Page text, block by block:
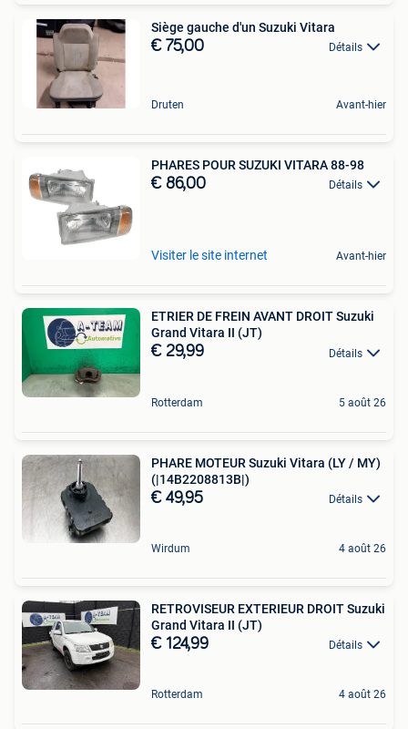
Siège gauche d'un Suzuki Vitara
€ 75,00 Détails
Druten Avant-hier
PHARES POUR SUZUKI VITARA 88-98
€ 86,00 Détails
Visiter le site internet Avant-hier
ETRIER DE FREIN AVANT DROIT Suzuki
Grand Vitara II (JT)
€ 29,99 Détails
Rotterdam 5 août 26
PHARE MOTEUR Suzuki Vitara (LY / MY)
(|14B2208813B|)
€ 49,95 Détails
Wirdum 4 août 26
RETROVISEUR EXTERIEUR DROIT Suzuki
Grand Vitara II (JT)
€ 124,99 Détails
Rotterdam 4 août 26